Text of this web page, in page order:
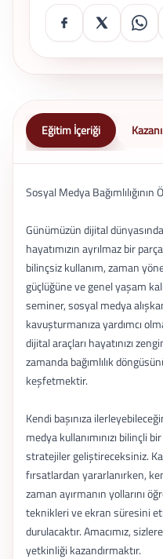
Eğitim İçeriği
Sosyal Medya
Günümüzün dijital
hayatımızın ayrılmaz bir
bilinçsiz kullanım, zaman
güçlüğüne ve genel yaşam
seminer, sosyal medya
kavuşturmanıza yardımcı
dijital araçları hayatınızı
zamanda bağımlılık
keşfetmektir.
Kendi başınıza
medya kullanımınızı bilinçli
stratejiler geliştireceksiniz.
fırsatlardan yararlanırken,
zaman ayırmanın yollarını
teknikleri ve ekran süresini
durulacaktır. Amacımız,
yetkinliği kazandırmaktır.